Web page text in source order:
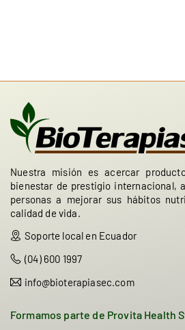
Nuestra misión es acercar
bienestar de prestigio internacional,
personas a mejorar sus hábitos
calidad de vida.
Soporte local en Ecuador
(04) 600 1997
info@bioterapiasec.com
Formamos parte de Provita Health